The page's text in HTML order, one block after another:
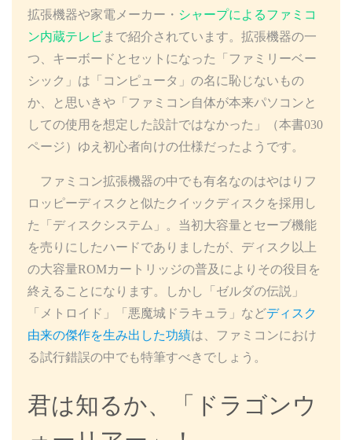
拡張機器や家電メーカー・ シャープによるファミコ
ン内蔵テレビまで紹介されています。拡張機器の一
つ、キーボードとセットになった「ファミリーベー
シック」は「コンピュータ」の名に恥じないもの
か、と思いきや「ファミコン自体が本来パソコンと
しての使用を想定した設計ではなかった」（本書030
ページ）ゆえ初心者向けの仕様だったようです。
ファミコン拡張機器の中でも有名なのはやはりフ
ロッピーディスクと似たクイックディスクを採用し
た「ディスクシステム」。当初大容量とセーブ機能
を売りにしたハードでありましたが、ディスク以上
の大容量ROMカートリッジの普及によりその役目を
終えることになります。しかし「ゼルダの伝説」
「メトロイド」「悪魔城ドラキュラ」などディスク
由来の傑作を生み出した功績は、ファミコンにおけ
る試行錯誤の中でも特筆すべきでしょう。
君は知るか、「ドラゴンウ